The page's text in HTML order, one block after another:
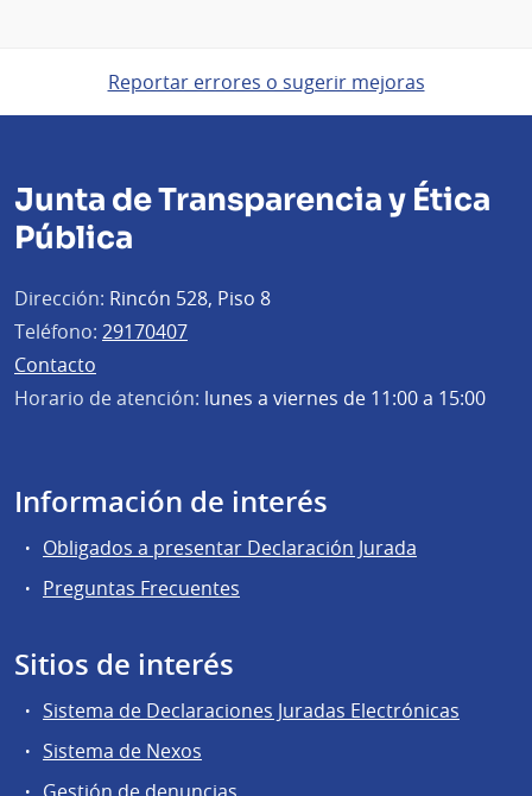
Reportar errores o sugerir mejoras
Junta de Transparencia y Ética
Pública
Dirección: Rincón 528, Piso 8
Teléfono: 29170407
Contacto
Horario de atención: lunes a viernes de 11:00 a 15:00
Información de interés
Obligados a presentar Declaración Jurada
Preguntas Frecuentes
Sitios de interés
Sistema de Declaraciones Juradas Electrónicas
Sistema de Nexos